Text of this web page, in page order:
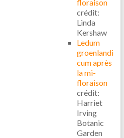
floraison
crédit:
Linda
Kershaw
Ledum
groenlandi
cum après
la mi-
floraison
crédit:
Harriet
Irving
Botanic
Garden